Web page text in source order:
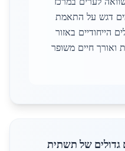
דגש על התאמת
הייחודיים באזור
ואורך חיים משופר
גדולים של תשתית